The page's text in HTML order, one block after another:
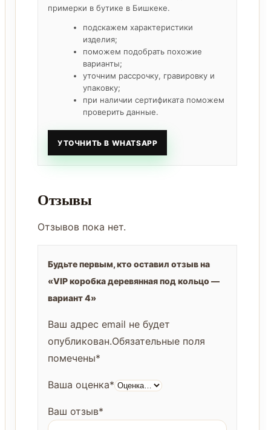
примерки в бутике в Бишкеке.
подскажем характеристики
изделия;
поможем подобрать похожие
варианты;
уточним рассрочку, гравировку и
упаковку;
при наличии сертификата поможем
проверить данные.
УТОЧНИТЬ В WHATSAPP
Отзывы
Отзывов пока нет.
Будьте первым, кто оставил отзыв на
«VIP коробка деревянная под кольцо —
вариант 4»
Ваш адрес email не будет
опубликован.Обязательные поля
помечены*
Ваша оценка*
Ваш отзыв*